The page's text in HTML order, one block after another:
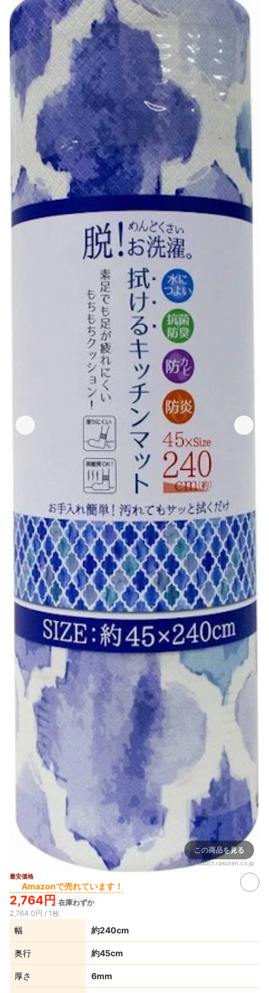
この商品を見る
出典：product.rakuten.co.jp
最安価格
Amazonで売れています！
2,764円 在庫わずか
2,764.0円 / 1枚
幅 約240cm
奥行 約45cm
厚さ 6mm